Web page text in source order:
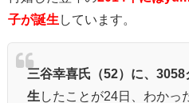
子が誕生 しています。
三谷幸喜氏（52）に、
生 したことが24日、わかっ